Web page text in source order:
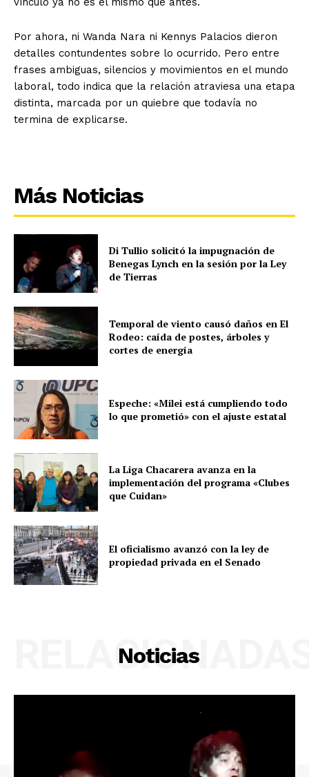
Por ahora, ni Wanda Nara ni Kennys Palacios dieron
detalles contundentes sobre lo ocurrido. Pero entre
frases ambiguas, silencios y movimientos en el mundo
laboral, todo indica que la relación atraviesa una etapa
distinta, marcada por un quiebre que todavía no
termina de explicarse.
Más Noticias
Di Tullio solicitó la impugnación de
Benegas Lynch en la sesión por la Ley
de Tierras
Temporal de viento causó daños en El
Rodeo: caída de postes, árboles y
cortes de energía
Espeche: «Milei está cumpliendo todo
lo que prometió» con el ajuste estatal
La Liga Chacarera avanza en la
implementación del programa «Clubes
que Cuidan»
El oficialismo avanzó con la ley de
propiedad privada en el Senado
Noticias